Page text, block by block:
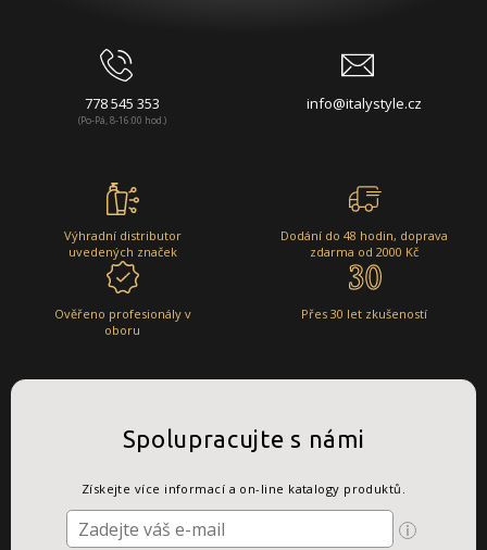
778 545 353
(Po-Pá, 8-16:00 hod.)
info@italystyle.cz
Výhradní distributor
uvedených značek
Dodání do 48 hodin, doprava
zdarma od 2000 Kč
Ověřeno profesionály v
oboru
Přes 30 let zkušeností
Spolupracujte s námi
Získejte více informací a on-line katalogy produktů.